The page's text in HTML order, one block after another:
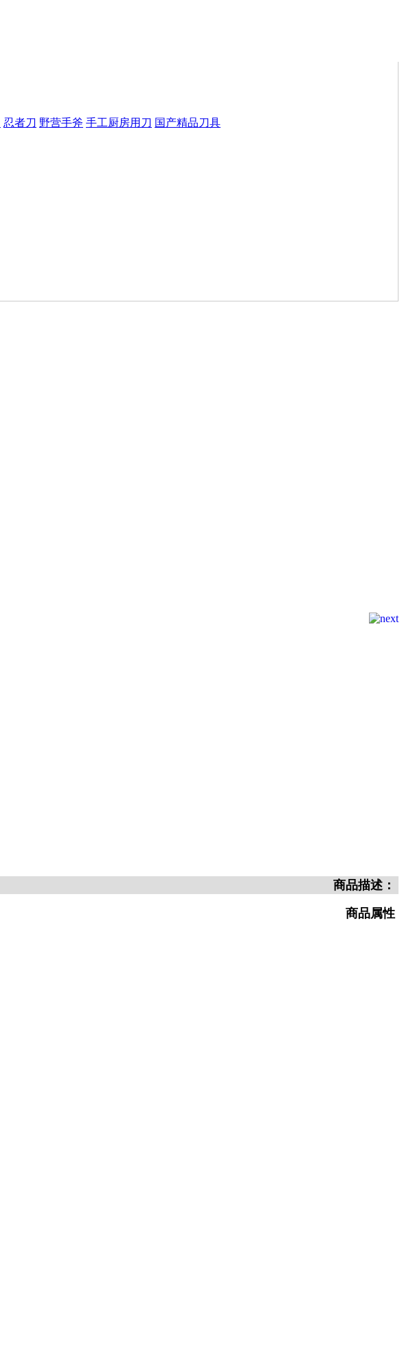
忍者刀 野营手斧 手工厨房用刀 国产精品刀具
商品描述：
商品属性